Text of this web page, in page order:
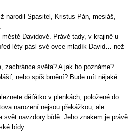
narodil Spasitel, Kristus Pán, mesiáš,
Davidově. Právě tady, v krajině u
léty pásl své ovce mladík David… než
zachránce světa? A jak ho poznáme?
nebo spíš brnění? Bude mít nějaké
děťátko v plenkách, položené do
narození nejsou překážkou, ale
svět navzdory bídě. Jeho znakem je právě
bídy.